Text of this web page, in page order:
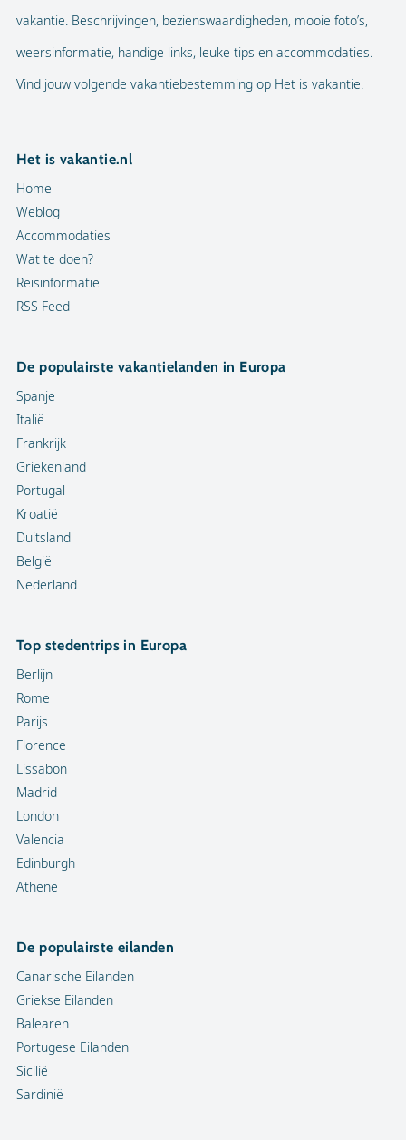
vakantie. Beschrijvingen, bezienswaardigheden, mooie foto’s,
weersinformatie, handige links, leuke tips en accommodaties.
Vind jouw volgende vakantiebestemming op Het is vakantie.
Het is vakantie.nl
Home
Weblog
Accommodaties
Wat te doen?
Reisinformatie
RSS Feed
De populairste vakantielanden in Europa
Spanje
Italië
Frankrijk
Griekenland
Portugal
Kroatië
Duitsland
België
Nederland
Top stedentrips in Europa
Berlijn
Rome
Parijs
Florence
Lissabon
Madrid
London
Valencia
Edinburgh
Athene
De populairste eilanden
Canarische Eilanden
Griekse Eilanden
Balearen
Portugese Eilanden
Sicilië
Sardinië